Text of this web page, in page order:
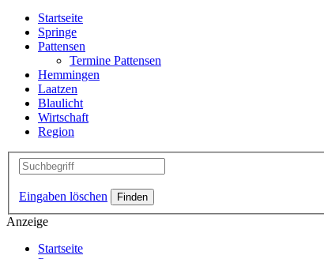
Startseite
Springe
Pattensen
Termine Pattensen
Hemmingen
Laatzen
Blaulicht
Wirtschaft
Region
Eingaben löschen
Anzeige
Startseite